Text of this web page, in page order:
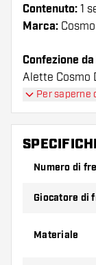
Contenuto: 1
Marca:
Confezione
Alette Cosmo
Clear Shape I
alette
Cosmo Fit.
Per saperne
Numero di
Giocatore di
Materiale